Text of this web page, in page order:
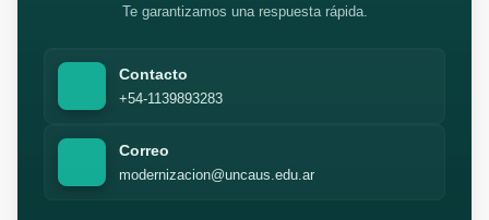
Te garantizamos una respuesta rápida.
Contacto
+54-1139893283
Correo
modernizacion@uncaus.edu.ar